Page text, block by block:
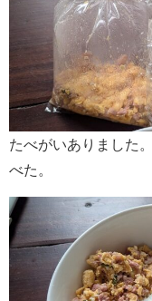
たべがいありました
べた。